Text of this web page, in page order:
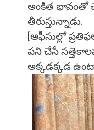
అంకిత భావంతో
తీరుస్తున్నాడు.
[ఆఫీసుల్లో
పని చేసే
అక్కడక్కడ